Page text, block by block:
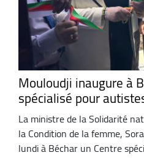
Mouloudji inaugure à
spécialisé pour
La ministre de la Solidarité
la Condition de la femme,
lundi à Béchar un Centre